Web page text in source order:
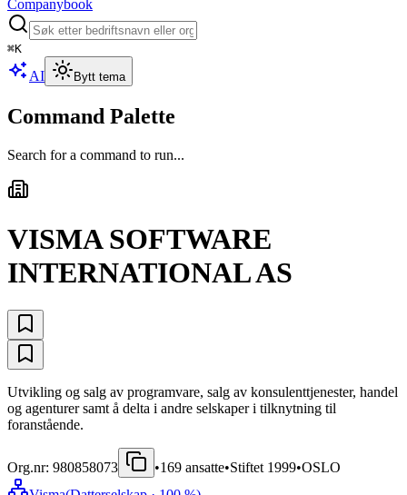
Companybook
⌘K
AI Bytt tema
Command Palette
Search for a command to run...
VISMA SOFTWARE
INTERNATIONAL AS
Utvikling og salg av programvare, salg av konsulenttjenester, handel
og agenturer samt å delta i andre selskaper i tilknytning til
foranstående.
Org.nr: 980858073 •169 ansatte•Stiftet 1999•OSLO